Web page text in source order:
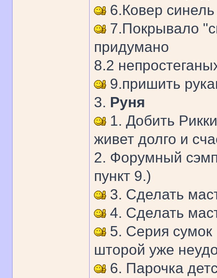
6.Ковер
7.Покрывало
придумано
8.2
9.пришить
3. Руня
1. Добить
живет долго и
2. Форумный
пункт 9.)
3. Сделать
4. Сделать
5. Серия
шторой уже
6. Парочка